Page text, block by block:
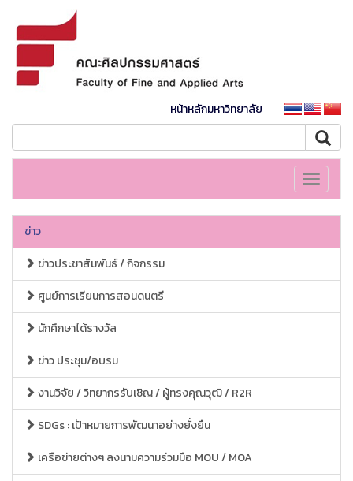
หน้าหลักมหาวิทยาลัย
Toggle
ข่าว
ข่าวประชาสัมพันธ์ / กิจกรรม
ศูนย์การเรียนการสอนดนตรี
นักศึกษาได้รางวัล
ข่าว ประชุม/อบรม
งานวิจัย / วิทยากรรับเชิญ / ผู้ทรงคุณวุฒิ / R2R
SDGs : เป้าหมายการพัฒนาอย่างยั่งยืน
เครือข่ายต่างๆ ลงนามความร่วมมือ MOU / MOA